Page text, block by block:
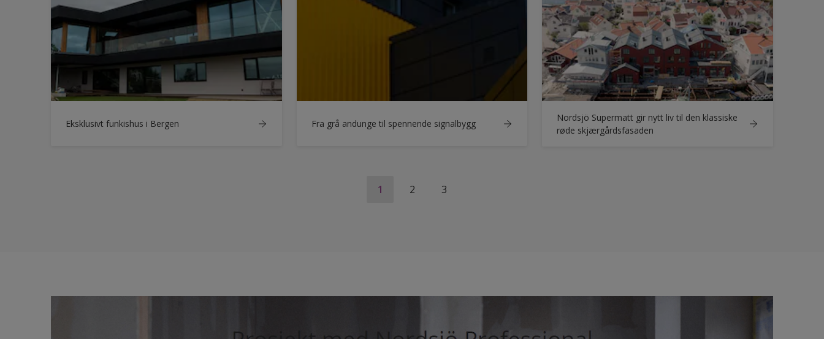
Eksklusivt funkishus i Bergen Fra grå andunge til spennende signalbygg
Nordsjö Supermatt gir nytt liv til den klassiske
røde skjærgårdsfasaden
1 2 3